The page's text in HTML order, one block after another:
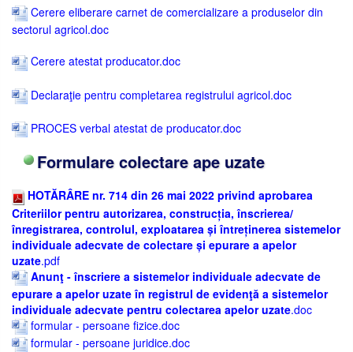
Cerere eliberare carnet de comercializare a produselor din
sectorul agricol.doc
Cerere atestat producator.doc
Declaraţie pentru completarea registrului agricol.doc
PROCES verbal atestat de producator.doc
Formulare colectare ape uzate
HOTĂRÂRE nr. 714 din 26 mai 2022 privind aprobarea
Criteriilor pentru autorizarea, construcția, înscrierea/
înregistrarea, controlul, exploatarea și întreținerea sistemelor
individuale adecvate de colectare și epurare a apelor
uzate.pdf
Anunţ - înscriere a sistemelor individuale adecvate de
epurare a apelor uzate în registrul de evidenţă a sistemelor
individuale adecvate pentru colectarea apelor uzate.doc
formular - persoane fizice.doc
formular - persoane juridice.doc